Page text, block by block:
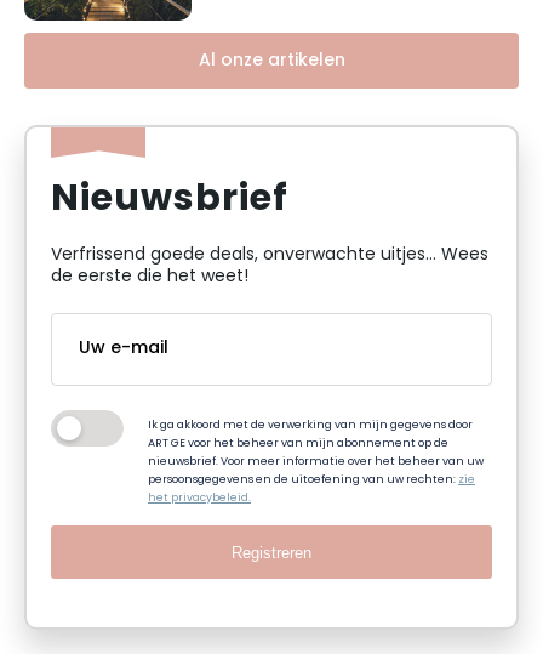
Al onze artikelen
Nieuwsbrief
Verfrissend goede deals, onverwachte uitjes... Wees
de eerste die het weet!
Ik ga akkoord met de verwerking van mijn gegevens door
ART GE voor het beheer van mijn abonnement op de
nieuwsbrief. Voor meer informatie over het beheer van uw
persoonsgegevens en de uitoefening van uw rechten:zie
het privacybeleid.
Registreren